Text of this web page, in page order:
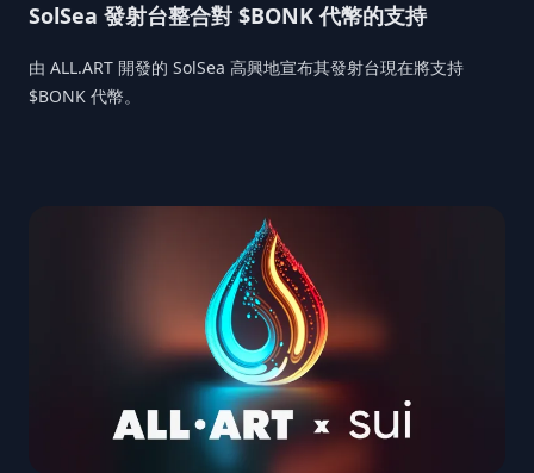
SolSea 發射台整合對 $BONK 代幣的支持
由 ALL.ART 開發的 SolSea 高興地宣布其發射台現在將支持
$BONK 代幣。